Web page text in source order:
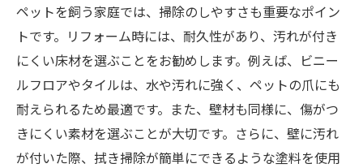
ペットのエネルギーを発散させる工夫
家族のライフスタイルに合った設計
リフォームで実現するペットに優しい住まいの
設計
ペットのための特別な居場所作り
日常生活を豊かにするリフォーム
ペットを飼う家庭では、掃除のしやすさも重要なポイン
トです。リフォーム時には、耐久性があり、汚れが付き
にくい床材を選ぶことをお勧めします。例えば、ビニー
ルフロアやタイルは、水や汚れに強く、ペットの爪にも
耐えられるため最適です。また、壁材も同様に、傷がつ
きにくい素材を選ぶことが大切です。さらに、壁に汚れ
が付いた際、拭き掃除が簡単にできるような塗料を使用